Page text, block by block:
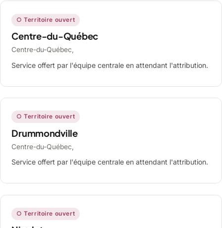
○ Territoire ouvert
Centre-du-Québec
Centre-du-Québec,
Service offert par l'équipe centrale en attendant l'attribution.
○ Territoire ouvert
Drummondville
Centre-du-Québec,
Service offert par l'équipe centrale en attendant l'attribution.
○ Territoire ouvert